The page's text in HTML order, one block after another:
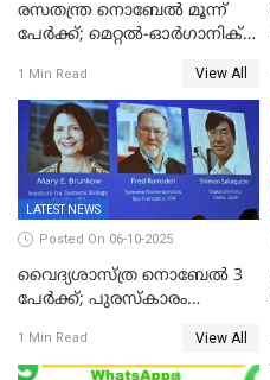
രസതന്ത്ര നൊബേല്‍ മൂന്ന്
പേർക്ക്; മെറ്റൽ-ഓർഗാനിക്
വികസനത്തിന്' നൽകിയ
സംഭാവനകൾക്ക് പുരസ്‍കാരം
1 Min Read View All
LATEST NEWS
Posted On 06-10-2025
വൈദ്യശാസ്ത്ര നൊബേൽ 3
പേർക്ക്; പുരസ്കാരം
ബന്ധപ്പെട്ട ഗവേഷണത്തിന്
1 Min Read View All